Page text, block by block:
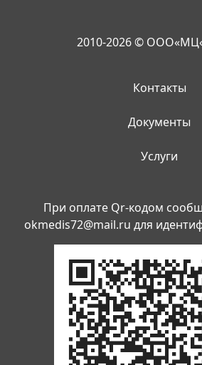
2010-2026 ©
Контакты
Документы
Услуги
При оплате Qr-кодом
okmedis72@mail.ru для